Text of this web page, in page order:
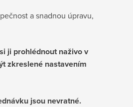
a snadnou úpravu,
ji prohlédnout naživo v
zkreslené nastavením
jsou nevratné.